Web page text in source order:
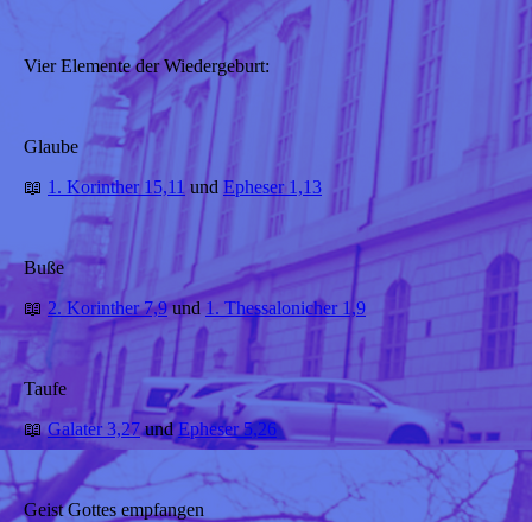
Vier Elemente der Wiedergeburt:
Glaube
📖 1. Korinther 15,11 und Epheser 1,13
Buße
📖 2. Korinther 7,9und 1. Thessalonicher 1,9
Taufe
📖Galater 3,27undEpheser 5,26
Geist Gottes empfangen